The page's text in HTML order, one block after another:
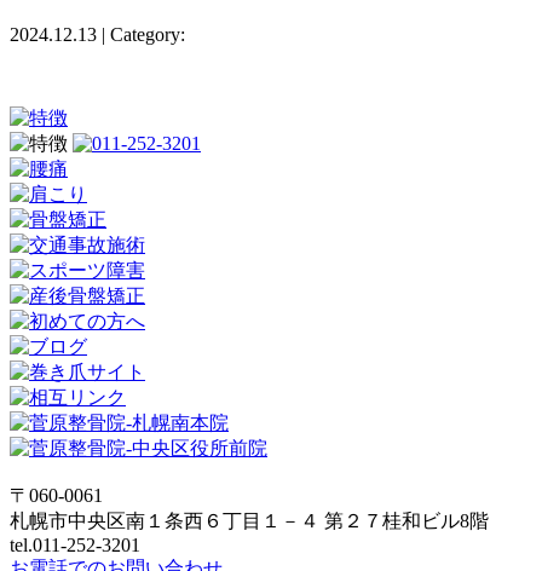
2024.12.13 | Category:
〒060-0061
札幌市中央区南１条西６丁目１－４ 第２７桂和ビル8階
tel.011-252-3201